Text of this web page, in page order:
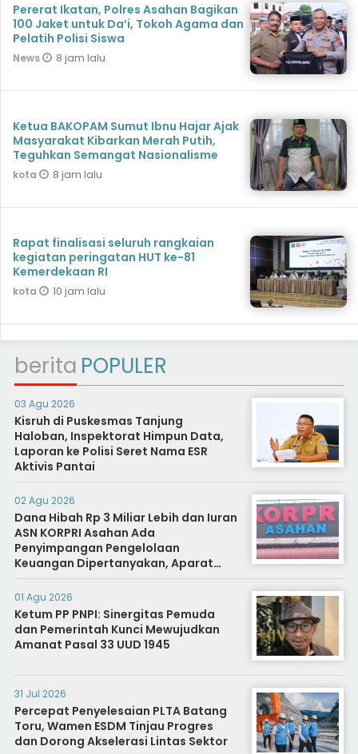
Pererat Ikatan, Polres Asahan Bagikan
100 Jaket untuk Da’i, Tokoh Agama dan
Pelatih Polisi Siswa
News 8 jam lalu
Ketua BAKOPAM Sumut Ibnu Hajar Ajak
Masyarakat Kibarkan Merah Putih,
Teguhkan Semangat Nasionalisme
kota 8 jam lalu
Rapat finalisasi seluruh rangkaian
kegiatan peringatan HUT ke-81
Kemerdekaan RI
kota 10 jam lalu
berita POPULER
03 Agu 2026
Kisruh di Puskesmas Tanjung
Haloban, Inspektorat Himpun Data,
Laporan ke Polisi Seret Nama ESR
Aktivis Pantai
02 Agu 2026
Dana Hibah Rp 3 Miliar Lebih dan Iuran
ASN KORPRI Asahan Ada
Penyimpangan Pengelolaan
Keuangan Dipertanyakan, Aparat
Diminta Segera Usut
01 Agu 2026
Ketum PP PNPI: Sinergitas Pemuda
dan Pemerintah Kunci Mewujudkan
Amanat Pasal 33 UUD 1945
31 Jul 2026
Percepat Penyelesaian PLTA Batang
Toru, Wamen ESDM Tinjau Progres
dan Dorong Akselerasi Lintas Sektor